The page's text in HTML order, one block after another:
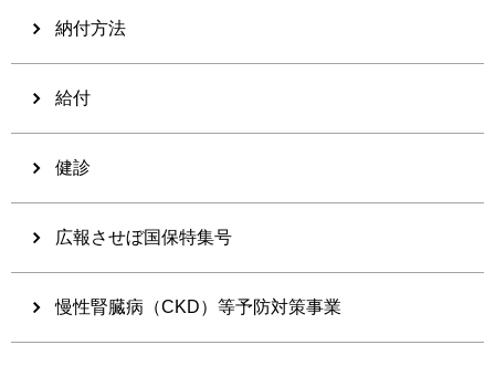
納付方法
給付
健診
広報させぼ国保特集号
慢性腎臓病（CKD）等予防対策事業